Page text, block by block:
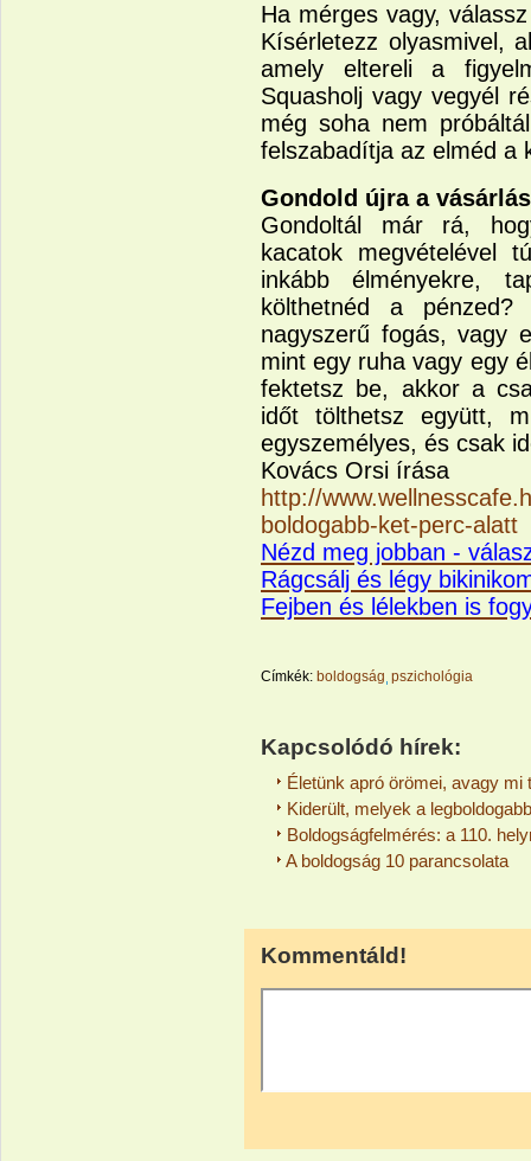
Ha mérges vagy,
Kísérletezz olyasmivel,
amely eltereli a
Squasholj vagy vegyél
még soha nem
felszabadítja az elméd a
Gondold újra a
Gondoltál már rá,
kacatok megvételével
inkább élményekre,
költhetnéd a pénzed?
nagyszerű fogás, vagy
mint egy ruha vagy egy
fektetsz be, akkor a
időt tölthetsz együtt,
egyszemélyes, és csak
Kovács Orsi írása
http://
boldogabb-ket-perc-alatt
Nézd meg jobban -
Rágcsálj és légy
Fejben és lélekben is
Címkék: boldogság pszichológia
Kapcsolódó hírek:
Életünk apró örömei, avagy
Kiderült, melyek a
Boldogságfelmérés: a 110.
A boldogság 10 parancsolata
Kommentáld!